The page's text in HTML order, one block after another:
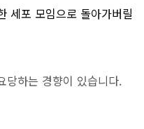
세포 모임으로 돌아가버릴
당하는 경향이 있습니다.